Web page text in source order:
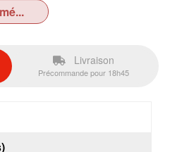
Livraison
Précommande pour 18h45